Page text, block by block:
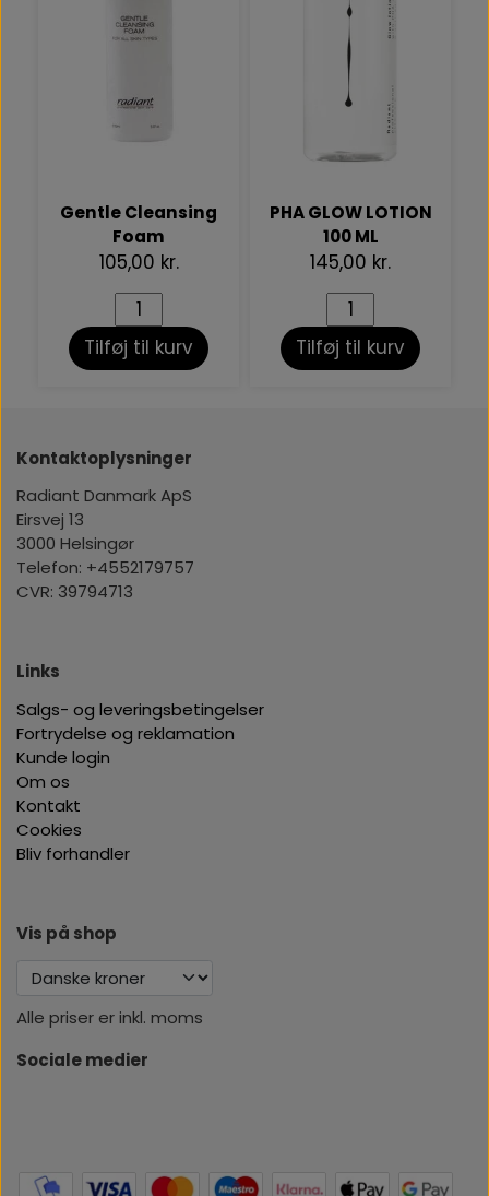
Gentle Cleansing
Foam
105,00 kr.
Tilføj til kurv
PHA GLOW LOTION
100 ML
145,00 kr.
Tilføj til kurv
Kontaktoplysninger
Radiant Danmark ApS
Eirsvej 13
3000 Helsingør
Telefon: +4552179757
CVR: 39794713
Links
Salgs- og leveringsbetingelser
Fortrydelse og reklamation
Kunde login
Om os
Kontakt
Cookies
Bliv forhandler
Vis på shop
Alle priser er inkl. moms
Sociale medier